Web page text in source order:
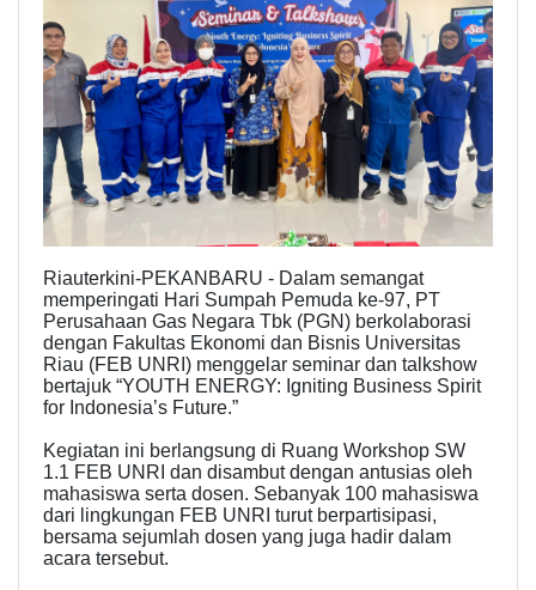
Riauterkini-PEKANBARU - Dalam semangat
memperingati Hari Sumpah Pemuda ke-97, PT
Perusahaan Gas Negara Tbk (PGN) berkolaborasi
dengan Fakultas Ekonomi dan Bisnis Universitas
Riau (FEB UNRI) menggelar seminar dan talkshow
bertajuk “YOUTH ENERGY: Igniting Business Spirit
for Indonesia’s Future.”
Kegiatan ini berlangsung di Ruang Workshop SW
1.1 FEB UNRI dan disambut dengan antusias oleh
mahasiswa serta dosen. Sebanyak 100 mahasiswa
dari lingkungan FEB UNRI turut berpartisipasi,
bersama sejumlah dosen yang juga hadir dalam
acara tersebut.